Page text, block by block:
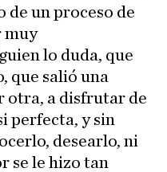
de un proceso de
muy
lo duda, que
que salió una
otra, a disfrutar de
perfecta, y sin
desearlo, ni
se le hizo tan